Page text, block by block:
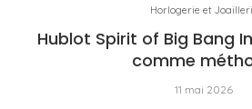
Horlogerie et
Hublot Spirit of Big Bang
comme
11 mai 2026